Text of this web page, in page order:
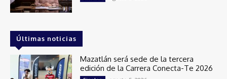
Últimas noticias
Mazatlán será sede de la tercera
edición de la Carrera Conecta-Te 2026